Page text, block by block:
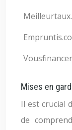
Mises en
Il est crucial
de